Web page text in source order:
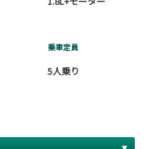
乗車定員
5人乗り